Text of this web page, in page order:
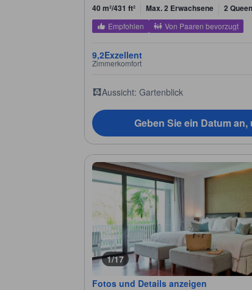
40 m²/431 ft² Max. 2 Erwachsene 2
Empfohlen Von Paaren bevorzugt
9,2Exzellent
Zimmerkomfort
Aussicht: Gartenblick
Geben Sie ein Datum
1/17
Fotos und Details anzeigen